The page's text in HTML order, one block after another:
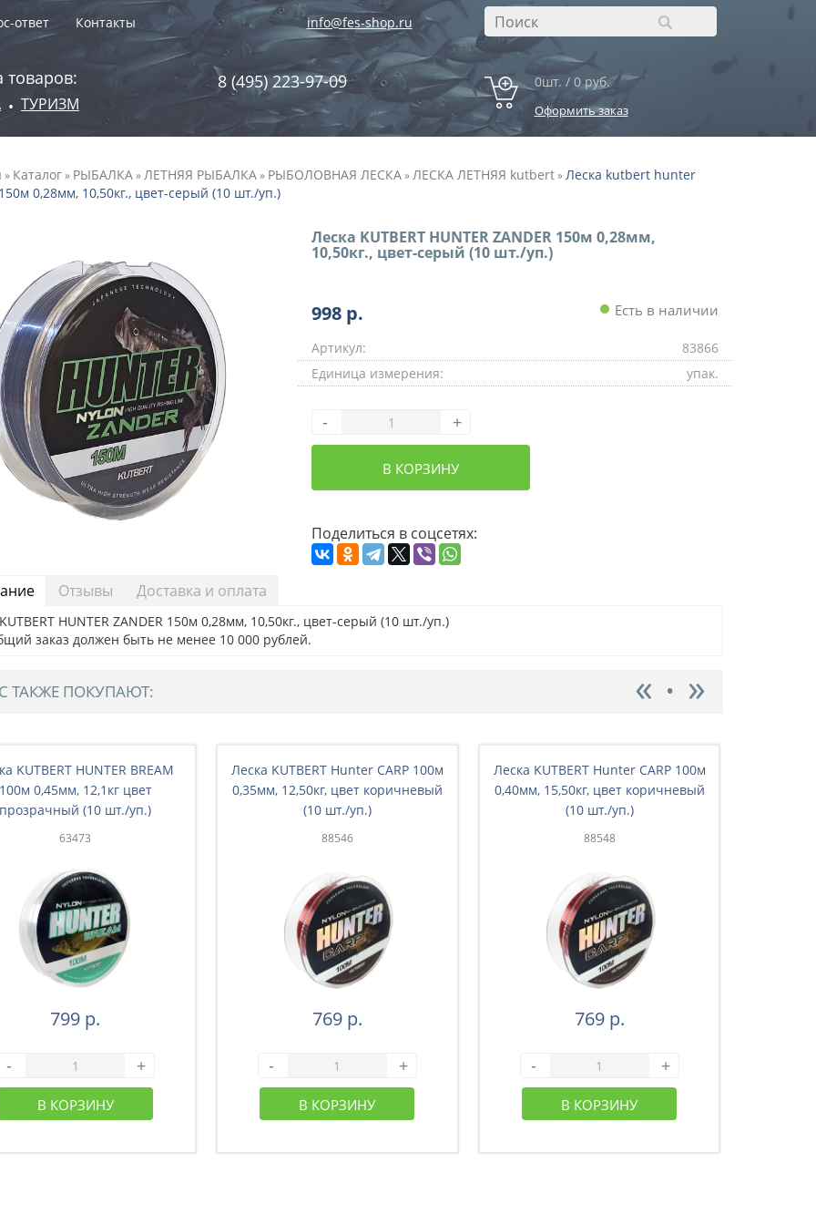
ответ Контакты info@fes-shop.ru
товаров:
• ТУРИЗМ
8 (495) 223-97-09 0шт. / 0 руб.
Оформить заказ
» Каталог» РЫБАЛКА»ЛЕТНЯЯ РЫБАЛКА» РЫБОЛОВНАЯ ЛЕСКА»ЛЕСКА ЛЕТНЯЯ kutbert»Леска kutbert hunter
0,28мм, 10,50кг., цвет-серый (10 шт./уп.)
Леска KUTBERT HUNTER ZANDER 150м 0,28мм,
10,50кг., цвет-серый (10 шт./уп.)
998 р. Есть в наличии
Артикул:
83866
Единица измерения:
упак.
- +
В КОРЗИНУ
Поделиться в соцсетях:
Отзывы Доставка и оплата
HUNTER ZANDER 150м 0,28мм, 10,50кг., цвет-серый (10 шт./уп.)
заказ должен быть не менее 10 000 рублей.
ТАКЖЕ ПОКУПАЮТ:
KUTBERT HUNTER BREAM
100м 0,45мм, 12,1кг цвет
прозрачный (10 шт./уп.)
63473
799 р.
- +
В КОРЗИНУ
Леска KUTBERT Hunter CARP 100м
0,35мм, 12,50кг, цвет коричневый
(10 шт./уп.)
88546
769 р.
- +
В КОРЗИНУ
Леска KUTBERT Hunter CARP 100м
0,40мм, 15,50кг, цвет коричневый
(10 шт./уп.)
88548
769 р.
- +
В КОРЗИНУ